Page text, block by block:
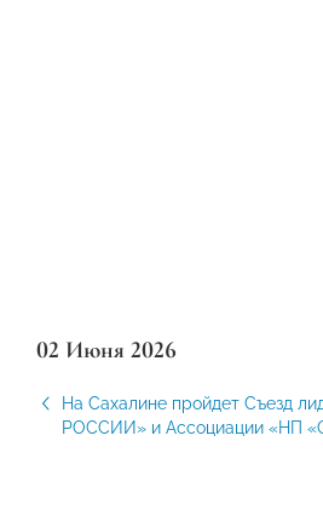
02 Июня 2026
На Сахалине пройдет Съезд
РОССИИ» и Ассоциации «НП